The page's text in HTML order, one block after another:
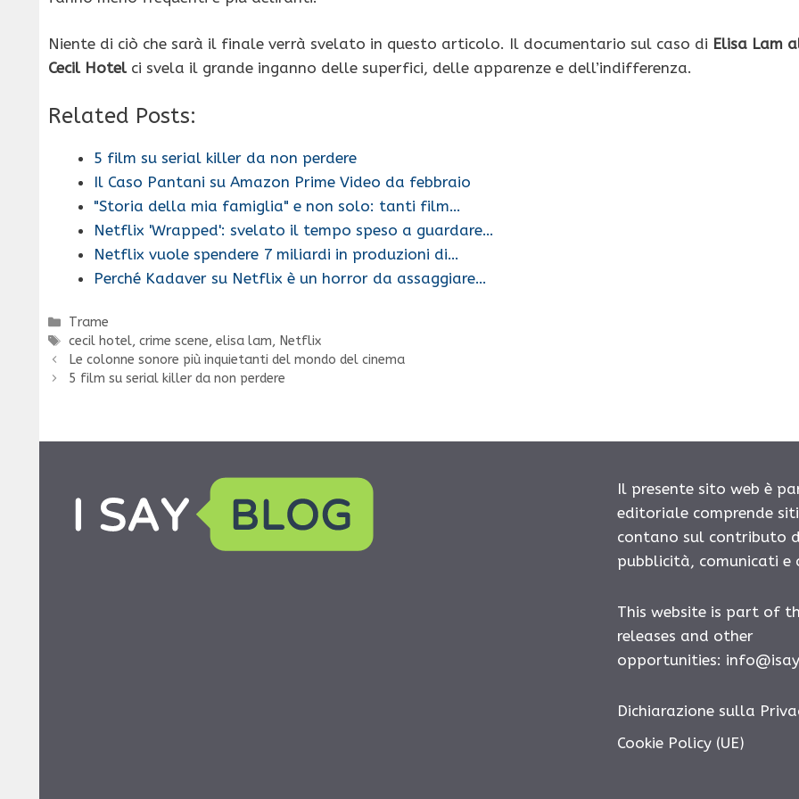
Niente di ciò che sarà il finale verrà svelato in questo articolo. Il documentario sul caso di Elisa Lam
Cecil Hotelci svela il grande inganno delle superfici, delle apparenze e dell’indifferenza.
Related Posts:
5 film su serial killer da non perdere
Il Caso Pantani su Amazon Prime Video da febbraio
"Storia della mia famiglia" e non solo: tanti film…
Netflix 'Wrapped': svelato il tempo speso a guardare…
Netflix vuole spendere 7 miliardi in produzioni di…
Perché Kadaver su Netflix è un horror da assaggiare…
Categorie
Trame
Tag
cecil hotel,crime scene,elisa lam, Netflix
Le colonne sonore più inquietanti del mondo del cinema
5 film su serial killer da non perdere
Il presente sito web è
editoriale comprende
contano sul contributo
pubblicità, comunicati
This website is part of
releases and other
opportunities:
Dichiarazione sulla
Cookie Policy (UE)